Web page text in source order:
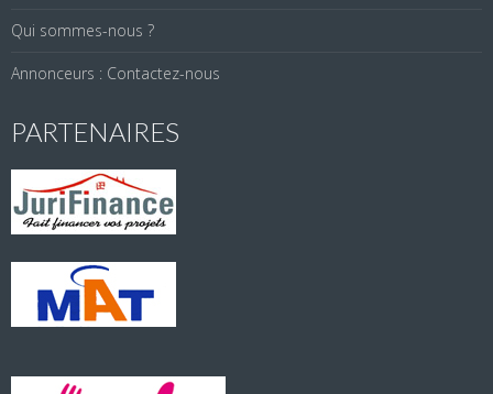
Qui sommes-nous ?
Annonceurs : Contactez-nous
PARTENAIRES